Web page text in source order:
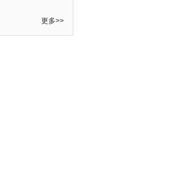
更多>>